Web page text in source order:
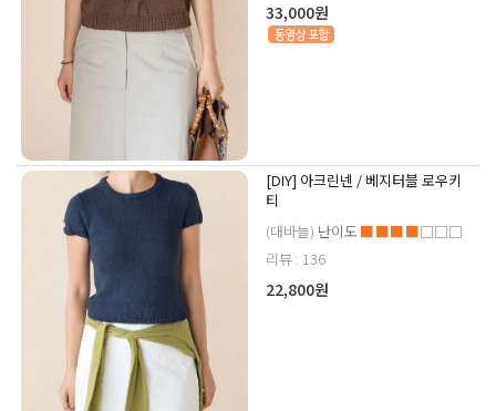
33,000원
[DIY] 아크린넨 / 베지터블 로우키
티
(대바늘) 난이도 ■■■■□□□
리뷰 : 136
22,800원